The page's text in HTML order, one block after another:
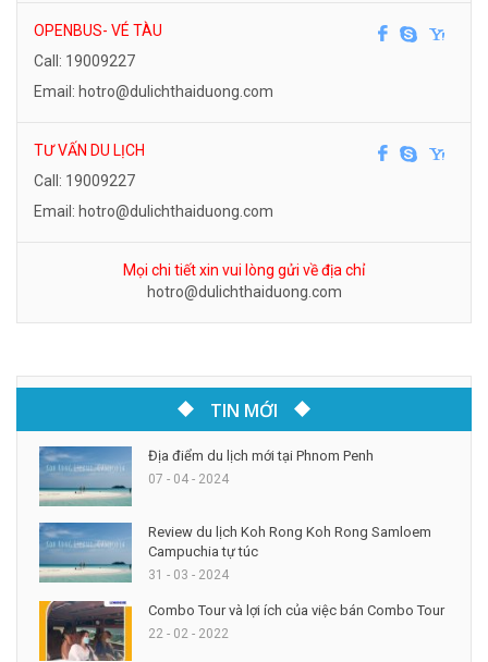
OPENBUS- VÉ TÀU
Call: 19009227
Email: hotro@dulichthaiduong.com
TƯ VẤN DU LỊCH
Call: 19009227
Email: hotro@dulichthaiduong.com
Mọi chi tiết xin vui lòng gửi về địa chỉ
hotro@dulichthaiduong.com
TIN MỚI
Địa điểm du lịch mới tại Phnom Penh
07 - 04 - 2024
Review du lịch Koh Rong Koh Rong Samloem
Campuchia tự túc
31 - 03 - 2024
Combo Tour và lợi ích của việc bán Combo Tour
22 - 02 - 2022